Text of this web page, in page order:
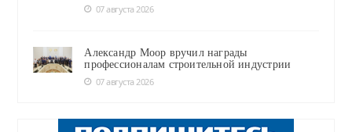
07 августа 2026
Александр Моор вручил награды
профессионалам строительной индустрии
07 августа 2026